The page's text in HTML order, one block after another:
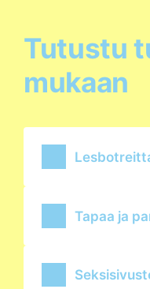
Tutustu
mukaan
Tapaa ja